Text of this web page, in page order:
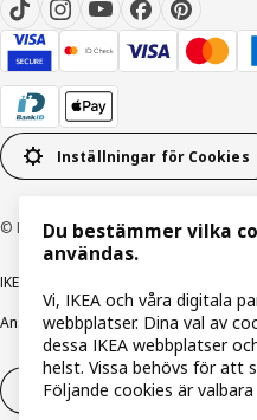
Inställningar för Cookies
© Inter IKEA Systems B.V. 1999-2026
IKEA Family integritetspolicy
Ansvarsfullt avslöjandepolicyE-post
Utöva ångerrätt
Du bestämmer vilka
användas.
Vi, IKEA och våra digitala
webbplatser. Dina val av
dessa IKEA webbplatser
helst. Vissa behövs för att
Följande cookies är